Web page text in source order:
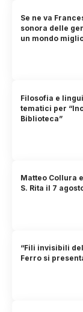
Se ne va
sonora delle
un mondo
Filosofia e
tematici per
Biblioteca”
Matteo Collura
S. Rita il 7
“Fili invisibili
Ferro si